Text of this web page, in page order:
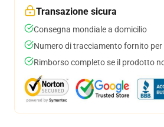
Transazione sicura
Consegna mondiale a domicilio
Numero di tracciamento fornito
Rimborso completo se il prodotto